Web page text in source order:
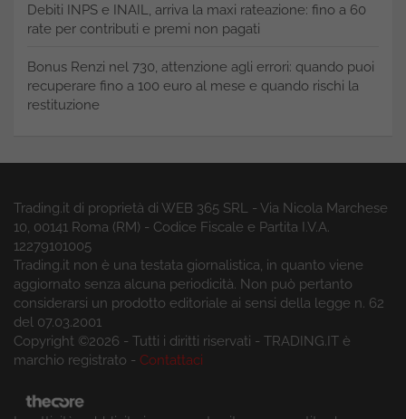
Debiti INPS e INAIL, arriva la maxi rateazione: fino a 60
rate per contributi e premi non pagati
Bonus Renzi nel 730, attenzione agli errori: quando puoi
recuperare fino a 100 euro al mese e quando rischi la
restituzione
Trading.it di proprietà di WEB 365 SRL - Via Nicola Marchese
10, 00141 Roma (RM) - Codice Fiscale e Partita I.V.A.
12279101005
Trading.it non è una testata giornalistica, in quanto viene
aggiornato senza alcuna periodicità. Non può pertanto
considerarsi un prodotto editoriale ai sensi della legge n. 62
del 07.03.2001
Copyright ©2026 - Tutti i diritti riservati - TRADING.IT è
marchio registrato - Contattaci